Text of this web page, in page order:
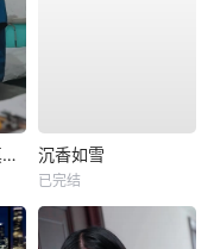
傅总，夫人这次真的死了 沉香如雪
已完结